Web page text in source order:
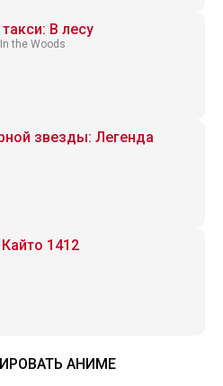
В лесу
the Woods
звезды: Легенда
1412
АНИМЕ